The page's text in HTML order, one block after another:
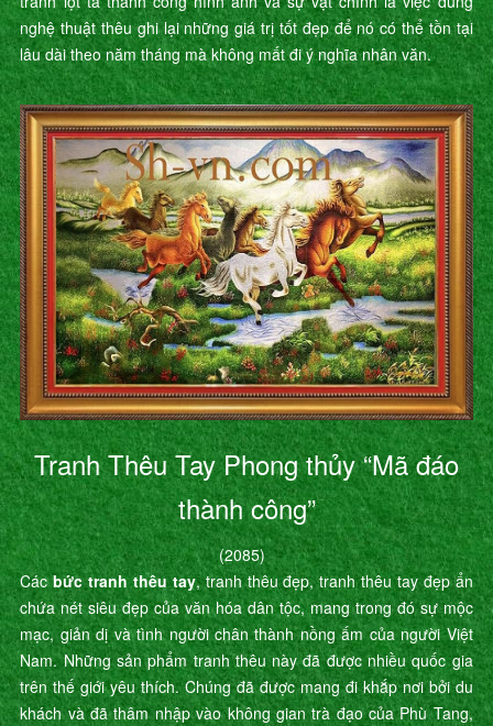
nghệ thuật thêu ghi lại những giá trị tốt đẹp để nó có thể tồn tại
lâu dài theo năm tháng mà không mất đi ý nghĩa nhân văn.
Tranh Thêu Tay Phong thủy “Mã đáo
thành công”
(2085)
Cácbức tranh thêu tay, tranh thêu đẹp, tranh thêu tay đẹp ẩn
chứa nét siêu đẹp của văn hóa dân tộc, mang trong đó sự mộc
mạc, giản dị và tình người chân thành nồng ấm của người Việt
Nam. Những sản phẩm tranh thêu này đã được nhiều quốc gia
trên thế giới yêu thích. Chúng đã được mang đi khắp nơi bởi du
khách và đã thâm nhập vào không gian trà đạo của Phù Tang,